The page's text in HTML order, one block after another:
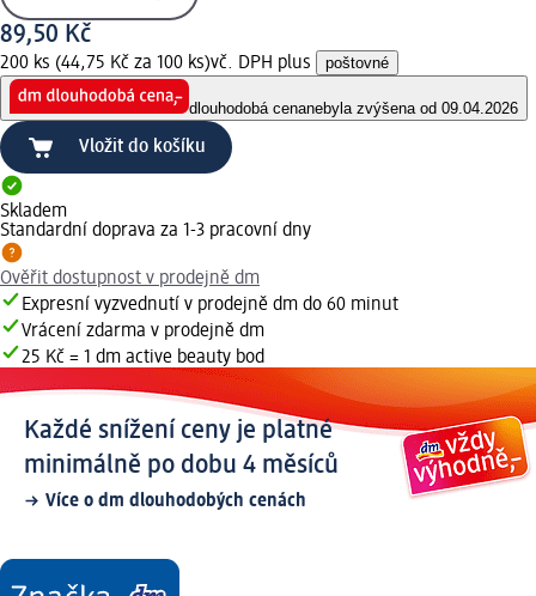
89,50 Kč
200 ks (44,75 Kč za 100 ks)vč. DPH plus poštovné
dlouhodobá cenanebyla zvýšena od 09.04.2026
Vložit do košíku
Skladem
Standardní doprava za 1-3 pracovní dny
Ověřit dostupnost v prodejně dm
Expresní vyzvednutí v prodejně dm do 60 minut
Vrácení zdarma v prodejně dm
25 Kč = 1 dm active beauty bod
Každé snížení ceny je platné
minimálně po dobu 4 měsíců
Více o dm dlouhodobých cenách